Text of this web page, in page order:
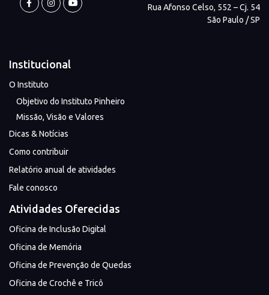
Rua Afonso Celso, 552 – Cj. 54
São Paulo / SP
Institucional
O Instituto
Objetivo do Instituto Pinheiro
Missão, Visão e Valores
Dicas & Notícias
Como contribuir
Relatório anual de atividades
Fale conosco
Atividades Oferecidas
Oficina de Inclusão Digital
Oficina de Memória
Oficina de Prevenção de Quedas
Oficina de Crochê e Tricô